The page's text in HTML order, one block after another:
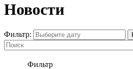
Новости
Фильтр:
Фильтр